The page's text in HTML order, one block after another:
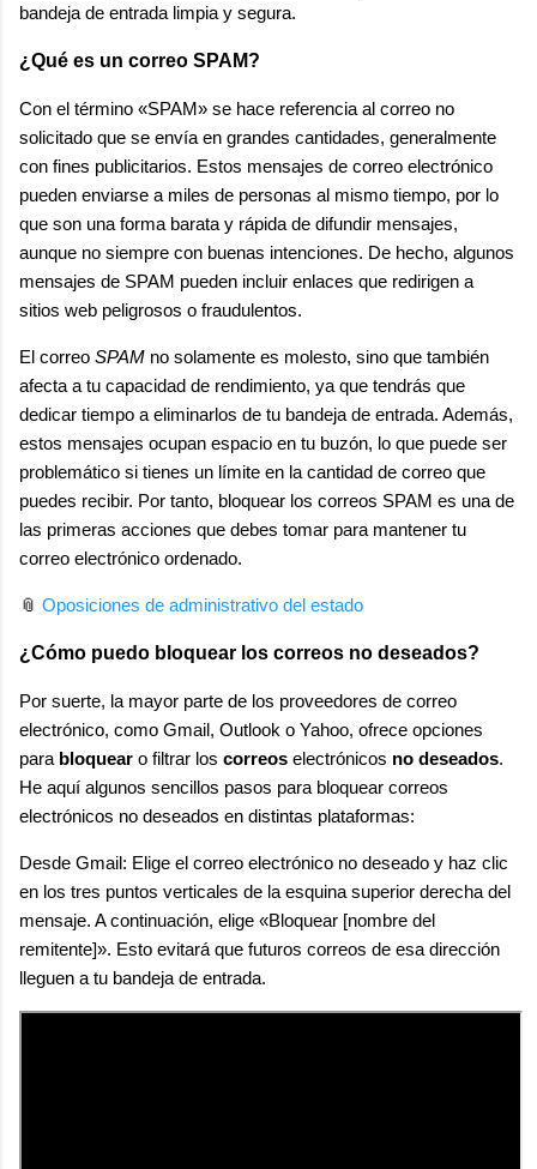
bandeja de entrada limpia y segura.
¿Qué es un correo SPAM?
Con el término «SPAM» se hace referencia al correo no
solicitado que se envía en grandes cantidades, generalmente
con fines publicitarios. Estos mensajes de correo electrónico
pueden enviarse a miles de personas al mismo tiempo, por lo
que son una forma barata y rápida de difundir mensajes,
aunque no siempre con buenas intenciones. De hecho, algunos
mensajes de SPAM pueden incluir enlaces que redirigen a
sitios web peligrosos o fraudulentos.
El correo SPAM no solamente es molesto, sino que también
afecta a tu capacidad de rendimiento, ya que tendrás que
dedicar tiempo a eliminarlos de tu bandeja de entrada. Además,
estos mensajes ocupan espacio en tu buzón, lo que puede ser
problemático si tienes un límite en la cantidad de correo que
puedes recibir. Por tanto, bloquear los correos SPAM es una de
las primeras acciones que debes tomar para mantener tu
correo electrónico ordenado.
📎 Oposiciones de administrativo del estado
¿Cómo puedo bloquear los correos no deseados?
Por suerte, la mayor parte de los proveedores de correo
electrónico, como Gmail, Outlook o Yahoo, ofrece opciones
para bloquear o filtrar los correos electrónicos no deseados.
He aquí algunos sencillos pasos para bloquear correos
electrónicos no deseados en distintas plataformas:
Desde Gmail: Elige el correo electrónico no deseado y haz clic
en los tres puntos verticales de la esquina superior derecha del
mensaje. A continuación, elige «Bloquear [nombre del
remitente]». Esto evitará que futuros correos de esa dirección
lleguen a tu bandeja de entrada.